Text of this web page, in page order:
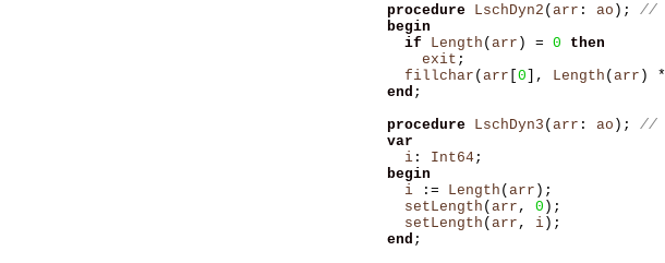
procedure LschDyn2 ( arr : ao ); //
begin
if
Length ( arr ) = 0
then
exit ;
fillchar ( arr 0 ], Length ( arr ) *
end ;
procedure LschDyn3 ( arr : ao ); //
var
i : Int64;
begin
i
:= Length ( arr );
setLength ( arr , 0 );
setLength ( arr , i );
end ;